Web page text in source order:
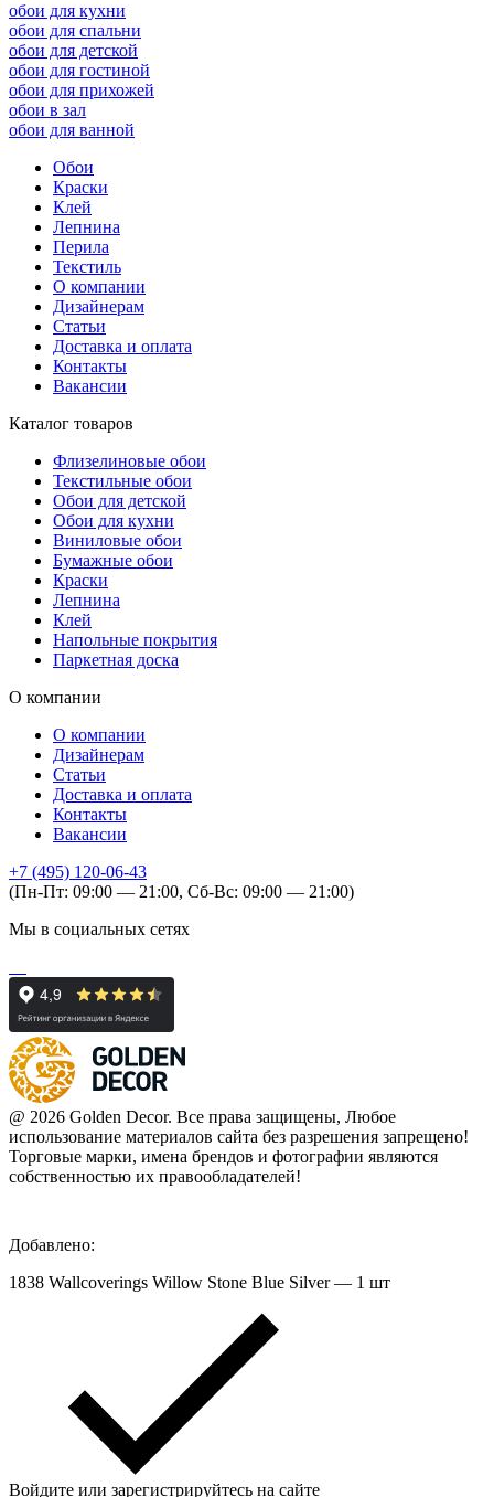
обои для кухни
обои для спальни
обои для детской
обои для гостиной
обои для прихожей
обои в зал
обои для ванной
Обои
Краски
Клей
Лепнина
Перила
Текстиль
О компании
Дизайнерам
Статьи
Доставка и оплата
Контакты
Вакансии
Каталог товаров
Флизелиновые обои
Текстильные обои
Обои для детской
Обои для кухни
Виниловые обои
Бумажные обои
Краски
Лепнина
Клей
Напольные покрытия
Паркетная доска
О компании
О компании
Дизайнерам
Статьи
Доставка и оплата
Контакты
Вакансии
+7 (495) 120-06-43
(Пн-Пт: 09:00 — 21:00, Сб-Вс: 09:00 — 21:00)
Мы в социальных сетях
@ 2026 Golden Decor. Все права защищены, Любое
использование материалов сайта без разрешения запрещено!
Торговые марки, имена брендов и фотографии являются
собственностью их правообладателей!
Добавлено:
1838 Wallcoverings Willow Stone Blue Silver — 1 шт
Войдите или зарегистрируйтесь на сайте